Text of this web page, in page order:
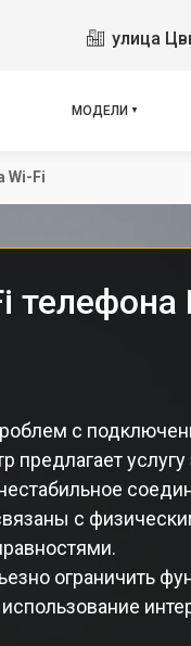
улица
МОДЕЛИ
X3 GT
X3 Pro
Wi-Fi
телефона
с
предлагает
с
ограничить